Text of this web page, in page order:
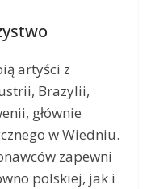
artyści z
Brazylii,
głównie
w Wiedniu.
zapewni
polskiej, jak i